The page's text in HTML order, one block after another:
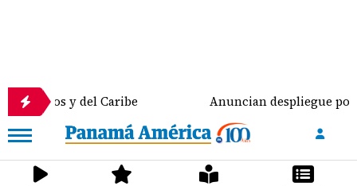
y del Caribe Anuncian despliegue policial y